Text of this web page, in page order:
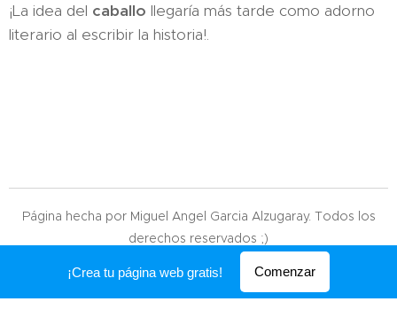
¡La idea del caballo llegaría más tarde como adorno
literario al escribir la historia!.
Página hecha por Miguel Angel Garcia Alzugaray. Todos los
derechos reservados ;)
Creado conWebnode
¡Crea tu página web gratis! Comenzar